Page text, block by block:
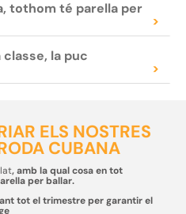
tothom té parella per
>
classe, la puc
>
ELS NOSTRES
CUBANA
, amb la qual cosa en tot
per ballar.
tot el trimestre per garantir el